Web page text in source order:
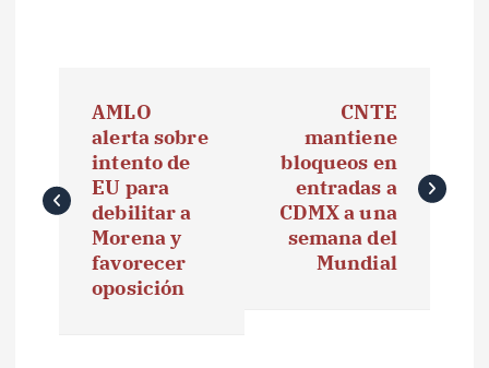
v
e
AMLO
alerta sobre
intento de
EU para
debilitar a
Morena y
favorecer
oposición
CNTE
mantiene
bloqueos en
entradas a
CDMX a una
semana del
Mundial